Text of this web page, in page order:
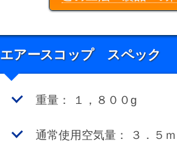
エアースコップ スペック
重量： １，８００g
通常使用空気量： ３．５